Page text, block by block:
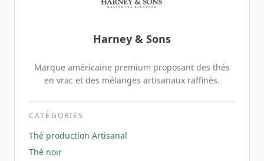
Harney & Sons
Marque américaine premium proposant des thés
en vrac et des mélanges artisanaux raffinés.
CATÉGORIES
Thé production Artisanal
Thé noir